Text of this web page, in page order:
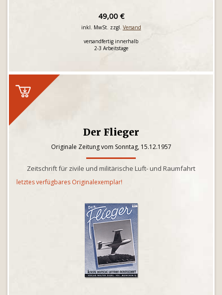
49,00 €
inkl. MwSt. zzgl. Versand
versandfertig innerhalb
2-3 Arbeitstage
Der Flieger
Originale Zeitung vom Sonntag, 15.12.1957
Zeitschrift für zivile und militärische Luft- und Raumfahrt
letztes verfügbares Originalexemplar!